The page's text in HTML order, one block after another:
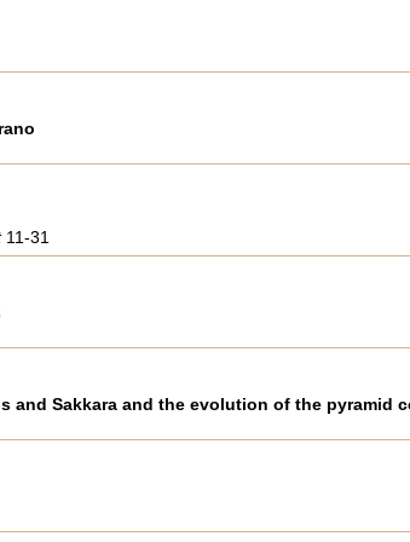
11-31
and Sakkara and the evolution of the pyramid